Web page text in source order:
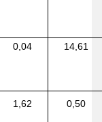
0,04 14,61
1,62 0,50